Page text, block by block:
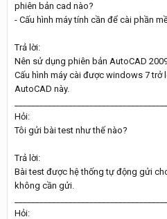
phiên bản cad nào?
- Cấu hình máy tính cần để cài phần
Trả lời:
Nên sử dụng phiên bản AutoCAD
Cấu hình máy cài được windows 7 trở
AutoCAD này.
Hỏi:
Tôi gửi bài test như thế nào?
Trả lời:
Bài test được hệ thống tự động gửi
không cần gửi.
Hỏi: